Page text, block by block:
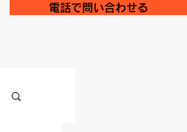
電話で問い合わせる